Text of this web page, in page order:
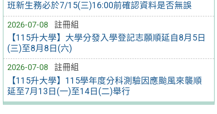
班新生務必於7/15(三)16:00前確認資料是否無誤
2026-07-08
註冊組
【115升大學】大學分發入學登記志願順延自8月5日
(三)至8月8日(六)
2026-07-08
註冊組
【115升大學】115學年度分科測驗因應颱風來襲順
延至7月13日(一)至14日(二)舉行